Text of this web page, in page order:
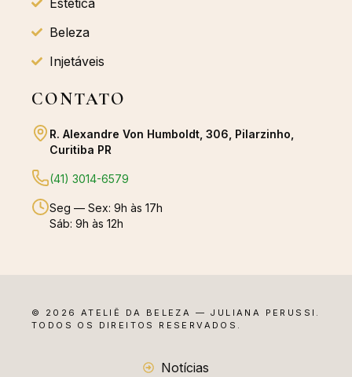
Estética
Beleza
Injetáveis
CONTATO
R. Alexandre Von Humboldt, 306, Pilarzinho,
Curitiba PR
(41) 3014-6579
Seg — Sex: 9h às 17h
Sáb: 9h às 12h
© 2026 ATELIÊ DA BELEZA — JULIANA PERUSSI.
TODOS OS DIREITOS RESERVADOS.
Notícias